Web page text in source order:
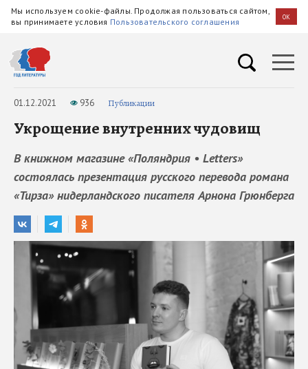
Мы используем cookie-файлы. Продолжая пользоваться сайтом,
вы принимаете условия Пользовательского соглашения OK
01.12.2021 936 Публикации
Укрощение внутренних чудовищ
В книжном магазине «Поляндрия • Letters»
состоялась презентация русского перевода романа
«Тирза» нидерландского писателя Арнона Грюнберга